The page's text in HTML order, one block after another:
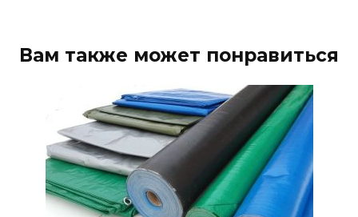
Вам также может понравиться